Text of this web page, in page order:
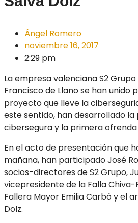
Ángel Romero
noviembre 16, 2017
2:29 pm
La empresa valenciana S2
Francisco de Llano se han
proyecto que lleve la
este sentido, han desarrollado
cibersegura y la primera ofrenda
En el acto de presentación que
mañana, han participado José
socios-directores de S2 Grupo,
vicepresidente de la Falla Chiva-
Fallera Mayor Emilia Carbó y el
Dolz.